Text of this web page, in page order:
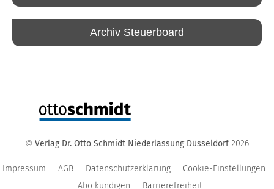
Archiv Steuerboard
© Verlag Dr. Otto Schmidt Niederlassung Düsseldorf 2026
Impressum AGB Datenschutzerklärung
Cookie-Einstellungen
Abo kündigen
Barrierefreiheit